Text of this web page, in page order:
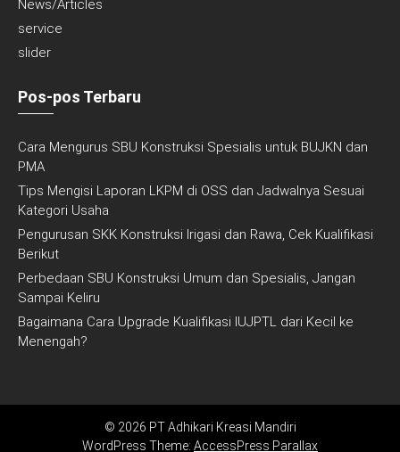
News/Articles
service
slider
Pos-pos Terbaru
Cara Mengurus SBU Konstruksi Spesialis untuk BUJKN dan
PMA
Tips Mengisi Laporan LKPM di OSS dan Jadwalnya Sesuai
Kategori Usaha
Pengurusan SKK Konstruksi Irigasi dan Rawa, Cek Kualifikasi
Berikut
Perbedaan SBU Konstruksi Umum dan Spesialis, Jangan
Sampai Keliru
Bagaimana Cara Upgrade Kualifikasi IUJPTL dari Kecil ke
Menengah?
© 2026 PT Adhikari Kreasi Mandiri
WordPress Theme: AccessPress Parallax